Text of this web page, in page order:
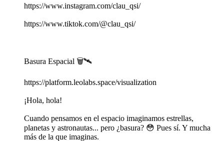
https://www.instagram.com/clau_qsi/
https://www.tiktok.com/@clau_qsi/
Basura Espacial 🗑️🛰️
https://platform.leolabs.space/visualization
¡Hola, hola!
Cuando pensamos en el espacio imaginamos estrellas,
planetas y astronautas... pero ¿basura? 😳 Pues sí. Y mucha
más de la que imaginas.